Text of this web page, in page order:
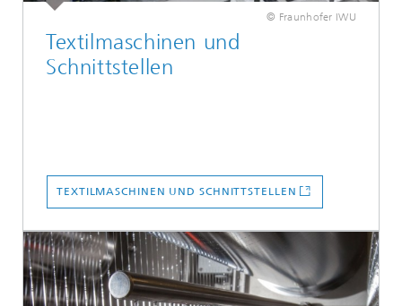
© Fraunhofer IWU
Textilmaschinen und
Schnittstellen
TEXTILMASCHINEN UND SCHNITTSTELLEN